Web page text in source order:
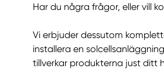
Har du några frågor, eller vill
Vi erbjuder dessutom
installera en
tillverkar produkterna just ditt